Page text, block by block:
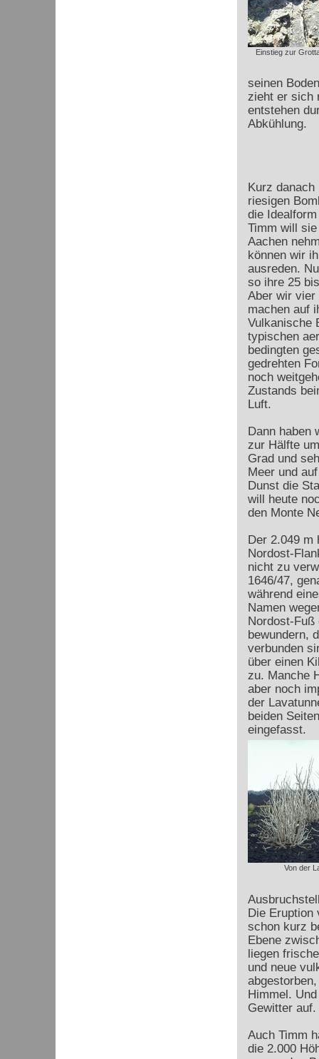
Einstieg zur
seinen
zieht er sich
entstehen
Abkühlung.
Kurz danach
riesigen
die
Timm will
Aachen
können wir
ausreden.
so ihre 25
Aber wir vier
machen auf
Vulkanische
typischen
bedingten
gedrehten
noch
Zustands
Luft.
Dann haben
zur Hälfte
Grad und
Meer und
Dunst die
will heute
den Monte
Der 2.049 m
Nordost-
nicht zu
1646/47,
während
Namen
Nordost-Fuß
bewundern,
verbunden
über einen
zu. Manche
aber noch
der
beiden
eingefasst.
Von der
Die Eruption
schon kurz
Ebene
liegen
und neue
Himmel.
Gewitter
Auch Timm
die 2.000